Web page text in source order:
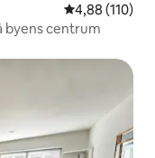
4,88 ud af 5 i
4,88 (110)
byens centrum